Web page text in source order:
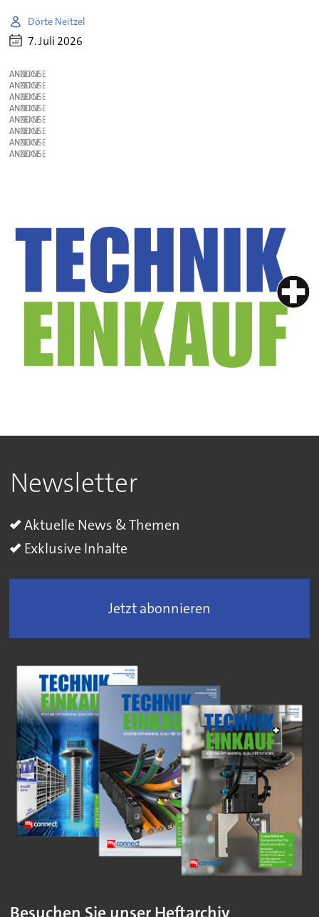
Dörte Neitzel
7. Juli 2026
ANZEIGE
ANZEIGE
ANZEIGE
ANZEIGE
ANZEIGE
ANZEIGE
ANZEIGE
ANZEIGE
Newsletter
Aktuelle News & Themen
Exklusive Inhalte
Jetzt abonnieren